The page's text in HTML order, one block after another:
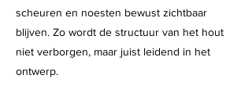
scheuren en noesten bewust zichtbaar
blijven. Zo wordt de structuur van het hout
niet verborgen, maar juist leidend in het
ontwerp.